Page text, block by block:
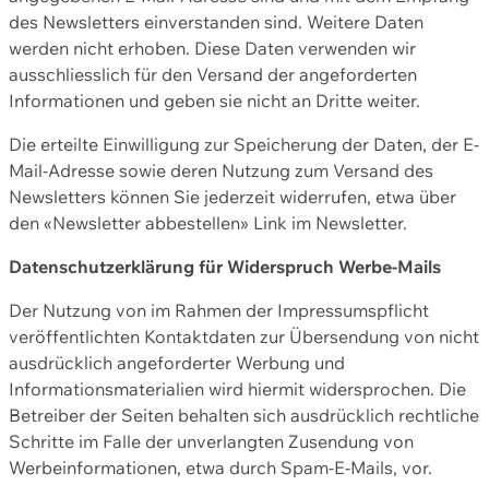
des Newsletters einverstanden sind. Weitere Daten
werden nicht erhoben. Diese Daten verwenden wir
ausschliesslich für den Versand der angeforderten
Informationen und geben sie nicht an Dritte weiter.
Die erteilte Einwilligung zur Speicherung der Daten, der E-
Mail-Adresse sowie deren Nutzung zum Versand des
Newsletters können Sie jederzeit widerrufen, etwa über
den «Newsletter abbestellen» Link im Newsletter.
Datenschutzerklärung für Widerspruch Werbe-Mails
Der Nutzung von im Rahmen der Impressumspflicht
veröffentlichten Kontaktdaten zur Übersendung von nicht
ausdrücklich angeforderter Werbung und
Informationsmaterialien wird hiermit widersprochen. Die
Betreiber der Seiten behalten sich ausdrücklich rechtliche
Schritte im Falle der unverlangten Zusendung von
Werbeinformationen, etwa durch Spam-E-Mails, vor.